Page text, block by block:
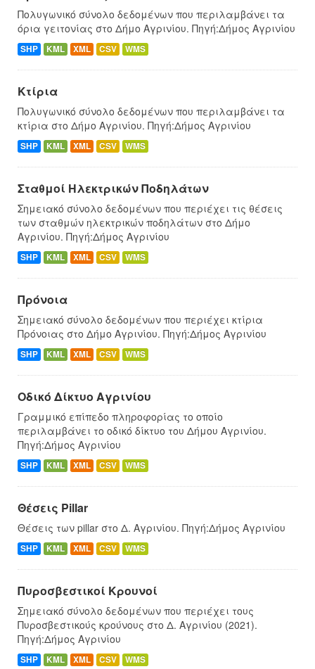
Πολυγωνικό σύνολο δεδομένων που περιλαμβάνει τα
όρια γειτονίας στο Δήμο Αγρινίου. Πηγή:Δήμος Αγρινίου
SHP KML XML CSV WMS
Κτίρια
Πολυγωνικό σύνολο δεδομένων που περιλαμβάνει τα
κτίρια στο Δήμο Αγρινίου. Πηγή:Δήμος Αγρινίου
SHP KML XML CSV WMS
Σταθμοί Ηλεκτρικών Ποδηλάτων
Σημειακό σύνολο δεδομένων που περιέχει τις θέσεις
των σταθμών ηλεκτρικών ποδηλάτων στο Δήμο
Αγρινίου. Πηγή:Δήμος Αγρινίου
SHP KML XML CSV WMS
Πρόνοια
Σημειακό σύνολο δεδομένων που περιέχει κτίρια
Πρόνοιας στο Δήμο Αγρινίου. Πηγή:Δήμος Αγρινίου
SHP KML XML CSV WMS
Οδικό Δίκτυο Αγρινίου
Γραμμικό επίπεδο πληροφορίας το οποίο
περιλαμβάνει το οδικό δίκτυο του Δήμου Αγρινίου.
Πηγή:Δήμος Αγρινίου
SHP KML XML CSV WMS
Θέσεις Pillar
Θέσεις των pillar στο Δ. Αγρινίου. Πηγή:Δήμος Αγρινίου
SHP KML XML CSV WMS
Πυροσβεστικοί Κρουνοί
Σημειακό σύνολο δεδομένων που περιέχει τους
Πυροσβεστικούς κρούνους στο Δ. Αγρινίου (2021).
Πηγή:Δήμος Αγρινίου
SHP KML XML CSV WMS